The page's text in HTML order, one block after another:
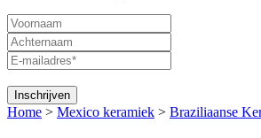
Home > Mexico keramiek > Braziliaanse